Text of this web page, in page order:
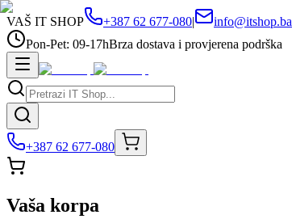
VAŠ IT SHOP +387 62 677-080|
info@itshop.ba
Pon-Pet: 09-17hBrza dostava i provjerena podrška
+387 62 677-080
Vaša korpa